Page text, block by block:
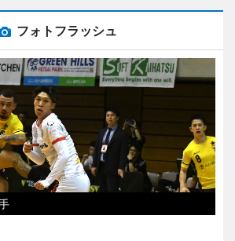
フォトフラッシュ